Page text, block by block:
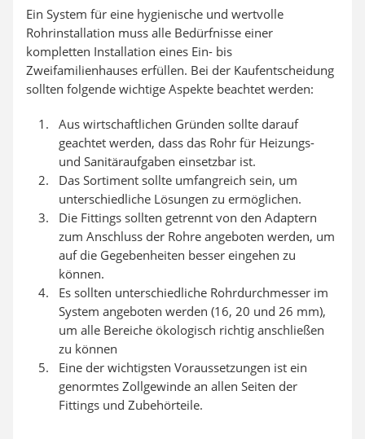
Ein System für eine hygienische und wertvolle
Rohrinstallation muss alle Bedürfnisse einer
kompletten Installation eines Ein- bis
Zweifamilienhauses erfüllen. Bei der Kaufentscheidung
sollten folgende wichtige Aspekte beachtet werden:
Aus wirtschaftlichen Gründen sollte darauf
geachtet werden, dass das Rohr für Heizungs-
und Sanitäraufgaben einsetzbar ist.
Das Sortiment sollte umfangreich sein, um
unterschiedliche Lösungen zu ermöglichen.
Die Fittings sollten getrennt von den Adaptern
zum Anschluss der Rohre angeboten werden, um
auf die Gegebenheiten besser eingehen zu
können.
Es sollten unterschiedliche Rohrdurchmesser im
System angeboten werden (16, 20 und 26 mm),
um alle Bereiche ökologisch richtig anschließen
zu können
Eine der wichtigsten Voraussetzungen ist ein
genormtes Zollgewinde an allen Seiten der
Fittings und Zubehörteile.